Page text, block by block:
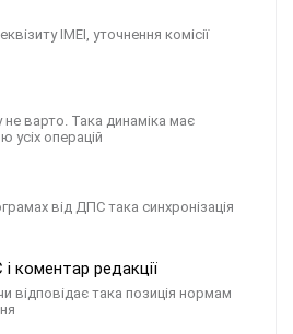
IMEI, уточнення комiсiї
не варто. Така динаміка має
усіх операцій
від ДПС така синхронізація
коментар редакції
відповідає така позиція нормам